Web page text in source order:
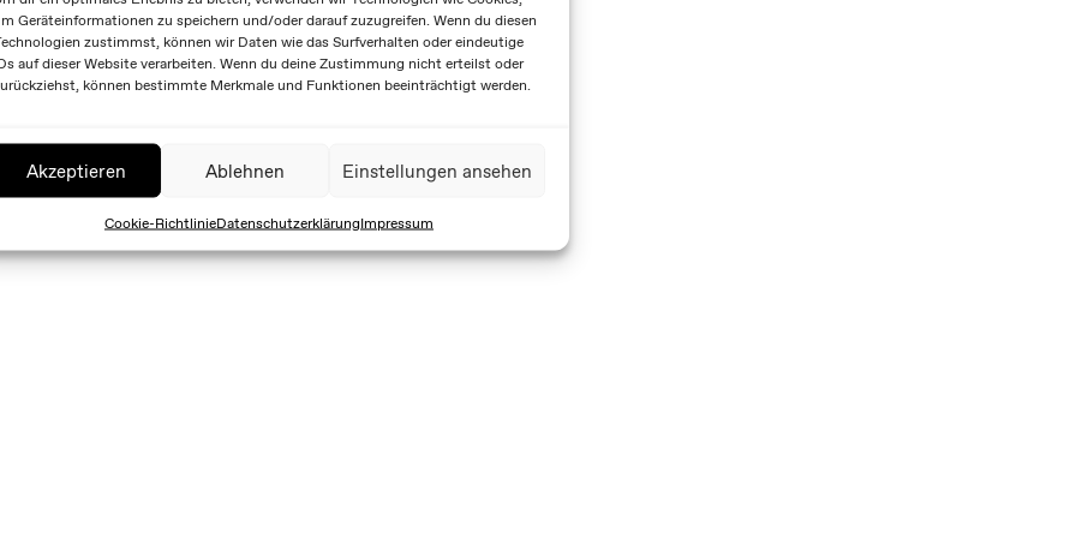
Geräteinformationen zu speichern und/oder darauf zuzugreifen. Wenn du diesen
zustimmst, können wir Daten wie das Surfverhalten oder eindeutige
auf dieser Website verarbeiten. Wenn du deine Zustimmung nicht erteilst oder
können bestimmte Merkmale und Funktionen beeinträchtigt werden.
Akzeptieren Ablehnen Einstellungen ansehen
Cookie-RichtlinieDatenschutzerklärungImpressum